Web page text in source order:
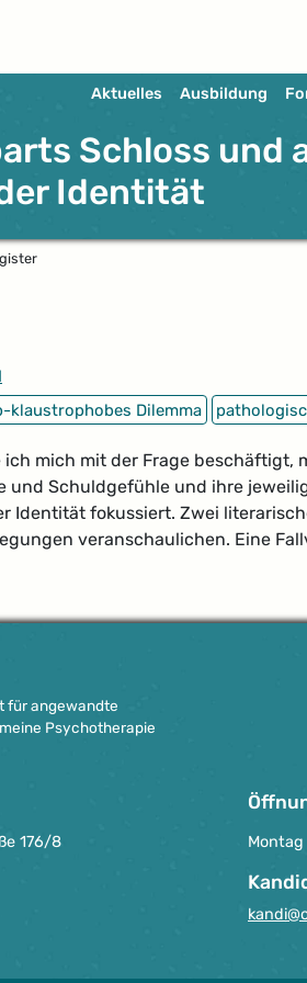
Aktuelles Ausbildung
Schloss und
Identität
klaustrophobes Dilemma
ich mich mit der Frage
und Schuldgefühle und ihre
Identität fokussiert. Zwei
veranschaulichen. Eine
für angewandte
Psychotherapie
176/8